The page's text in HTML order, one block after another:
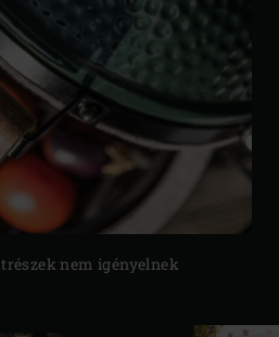
nem igényelnek